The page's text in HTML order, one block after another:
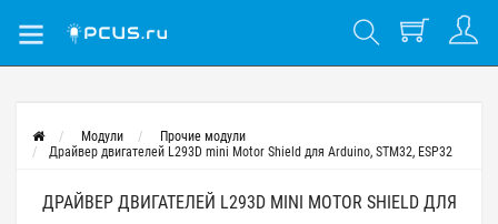
Модули
Прочие модули
Драйвер двигателей L293D mini Motor Shield для Arduino, STM32, ESP32
ДРАЙВЕР ДВИГАТЕЛЕЙ L293D MINI MOTOR SHIELD ДЛЯ